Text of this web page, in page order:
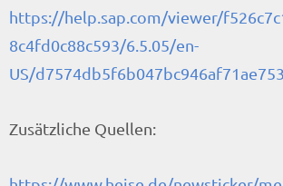
https://help.sap.com/viewer/
8c4fd0c88c593/6.5.05/en-
US/
Zusätzliche Quellen: